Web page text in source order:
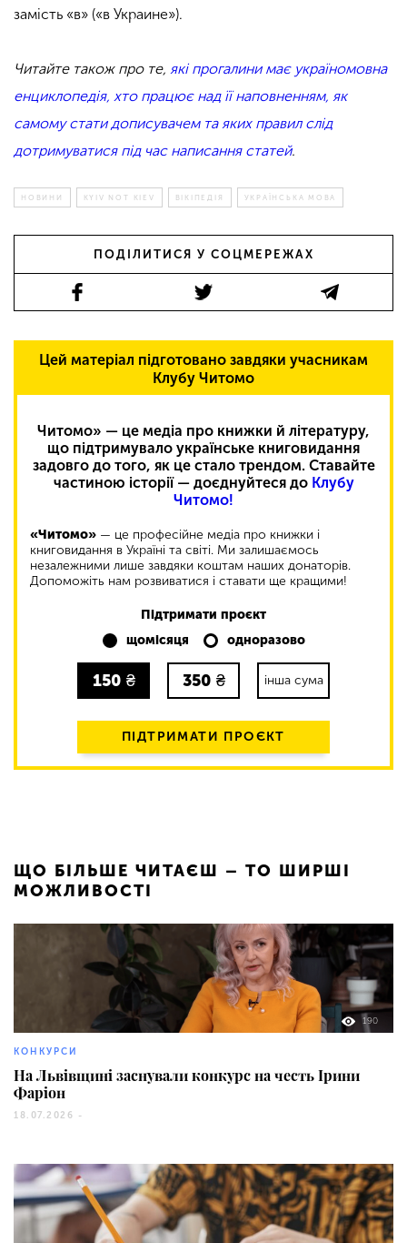
замість «в» («в Украине»).
Читайте також про те, які прогалини має україномовна
енциклопедія, хто працює над її наповненням, як
самому стати дописувачем та яких правил слід
дотримуватися під час написання статей.
НОВИНИ KYIV NOT KIEV ВІКІПЕДІЯ УКРАЇНСЬКА МОВА
ПОДІЛИТИСЯ У СОЦМЕРЕЖАХ
Цей матеріал підготовано завдяки учасникам
Клубу Читомо
Читомо» — це медіа про книжки й літературу,
що підтримувало українське книговидання
задовго до того, як це стало трендом. Ставайте
частиною історії — доєднуйтеся до Клубу
Читомо!
«Читомо» — це професійне медіа про книжки і
книговидання в Україні та світі. Ми залишаємось
незалежними лише завдяки коштам наших донаторів.
Допоможіть нам розвиватися і ставати ще кращими!
Підтримати проєкт
щомісяця
одноразово
150 ₴ 350 ₴ інша сума
ПІДТРИМАТИ ПРОЄКТ
ЩО БІЛЬШЕ ЧИТАЄШ – ТО ШИРШІ
МОЖЛИВОСТІ
190
КОНКУРСИ
На Львівщині заснували конкурс на честь Ірини
Фаріон
18.07.2026 -